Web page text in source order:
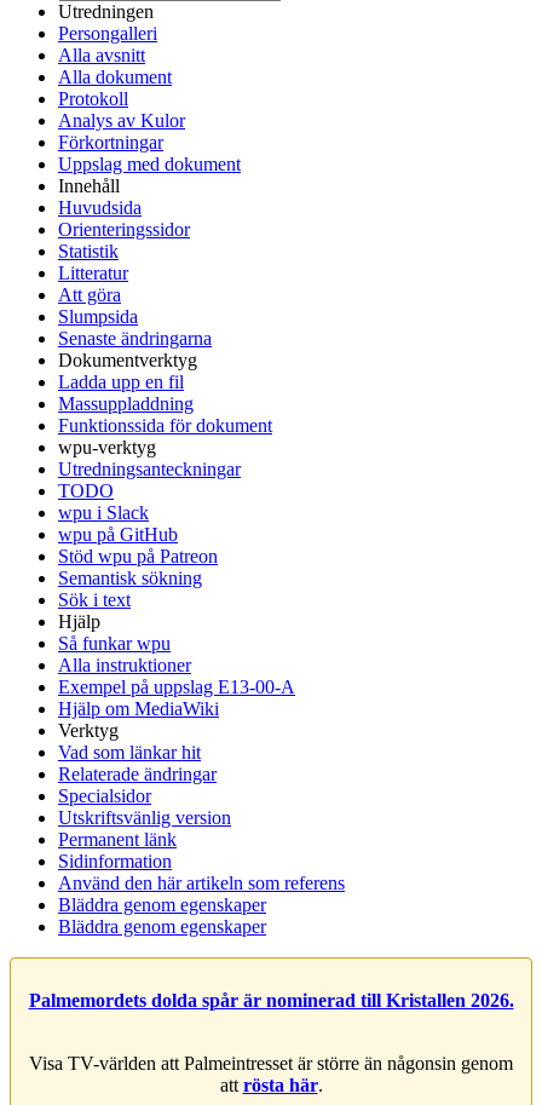
Utredningen
Persongalleri
Alla avsnitt
Alla dokument
Protokoll
Analys av Kulor
Förkortningar
Uppslag med dokument
Innehåll
Huvudsida
Orienteringssidor
Statistik
Litteratur
Att göra
Slumpsida
Senaste ändringarna
Dokumentverktyg
Ladda upp en fil
Massuppladdning
Funktionssida för dokument
wpu-verktyg
Utredningsanteckningar
TODO
wpu i Slack
wpu på GitHub
Stöd wpu på Patreon
Semantisk sökning
Sök i text
Hjälp
Så funkar wpu
Alla instruktioner
Exempel på uppslag E13-00-A
Hjälp om MediaWiki
Verktyg
Vad som länkar hit
Relaterade ändringar
Specialsidor
Utskriftsvänlig version
Permanent länk
Sidinformation
Använd den här artikeln som referens
Bläddra genom egenskaper
Bläddra genom egenskaper
Palmemordets dolda spår är nominerad till Kristallen 2026.
Visa TV-världen att Palmeintresset är större än någonsin genom
att rösta här.